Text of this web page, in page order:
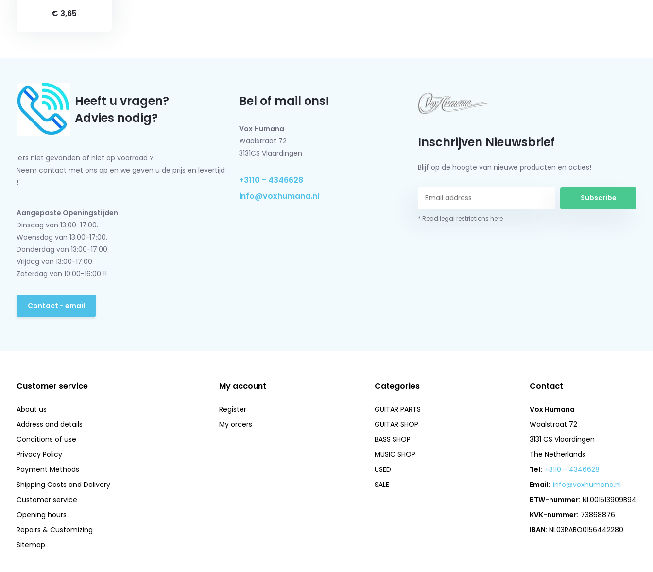
€ 3,65
Heeft u vragen?
Advies nodig?
Iets niet gevonden of niet op voorraad ?
Neem contact met ons op en we geven u de prijs en levertijd
!
Aangepaste Openingstijden
Dinsdag van 13:00-17:00.
Woensdag van 13:00-17:00.
Donderdag van 13:00-17:00.
Vrijdag van 13:00-17:00.
Zaterdag van 10:00-16:00 !!
Contact - email
Bel of mail ons!
Vox Humana
Waalstraat 72
3131CS Vlaardingen
+3110 - 4346628
info@voxhumana.nl
Inschrijven Nieuwsbrief
Blijf op de hoogte van nieuwe producten en acties!
Subscribe
* Read legal restrictions here
Customer service
About us
Address and details
Conditions of use
Privacy Policy
Payment Methods
Shipping Costs and Delivery
Customer service
Opening hours
Repairs & Customizing
Sitemap
My account
Register
My orders
Categories
GUITAR PARTS
GUITAR SHOP
BASS SHOP
MUSIC SHOP
USED
SALE
Contact
Vox Humana
Waalstraat 72
3131 CS Vlaardingen
The Netherlands
Tel: +3110 - 4346628
Email: info@voxhumana.nl
BTW-nummer: NL001513909B94
KVK-nummer: 73868876
IBAN:NL03RABO0156442280